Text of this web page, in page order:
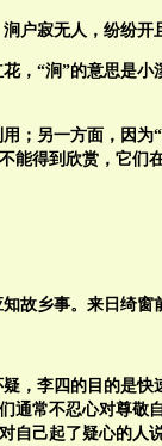
户寂无人，纷纷开
，“涧”的意思是小
；另一方面，因为
能得到欣赏，它们
故乡事。来日绮窗
，李四的目的是快
通常不忍心对尊敬
自己起了疑心的人